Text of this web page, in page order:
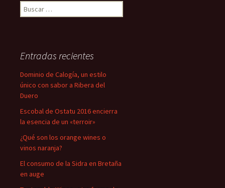
Buscar:
Entradas recientes
Dominio de Calogía, un estilo
único con sabor a Ribera del
Duero
Escobal de Ostatu 2016 encierra
la esencia de un «terroir»
¿Qué son los orange wines o
vinos naranja?
El consumo de la Sidra en Bretaña
en auge